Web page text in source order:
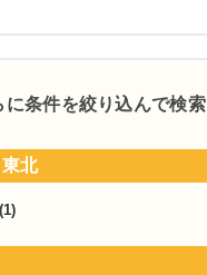
に条件を絞り込んで検索
北
(1)